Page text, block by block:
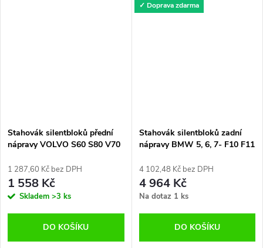
Stahovák silentbloků přední
nápravy VOLVO S60 S80 V70
1 287,60 Kč bez DPH
1 558 Kč
Skladem >3 ks
DO KOŠÍKU
✓ Doprava zdarma
Stahovák silentbloků zadní
nápravy BMW 5, 6, 7- F10 F11
4 102,48 Kč bez DPH
4 964 Kč
Na dotaz 1 ks
DO KOŠÍKU